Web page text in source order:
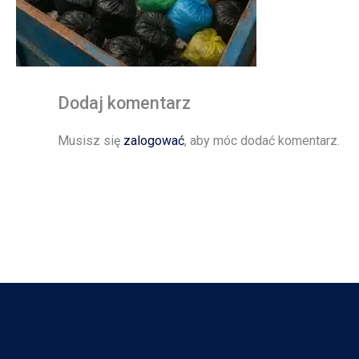
Dodaj komentarz
Musisz się zalogować, aby móc dodać komentarz.